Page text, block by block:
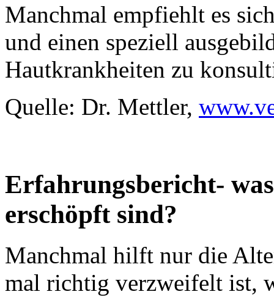
Manchmal empfiehlt es
und einen speziell
Hautkrankheiten zu
Quelle: Dr. Mettler,
Erfahrungsbericht-
erschöpft sind?
Manchmal hilft nur die
mal richtig verzweifelt ist,